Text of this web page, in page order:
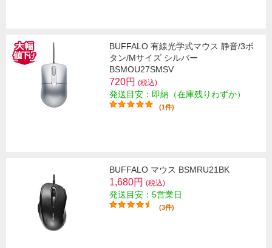
BUFFALO 有線光学式マウス 静音/3ボ
タン/Mサイズ シルバー
BSMOU27SMSV
720円 (税込)
発送目安：即納（在庫残りわずか）
(1件)
BUFFALO マウス BSMRU21BK
1,680円 (税込)
発送目安：5営業日
(3件)